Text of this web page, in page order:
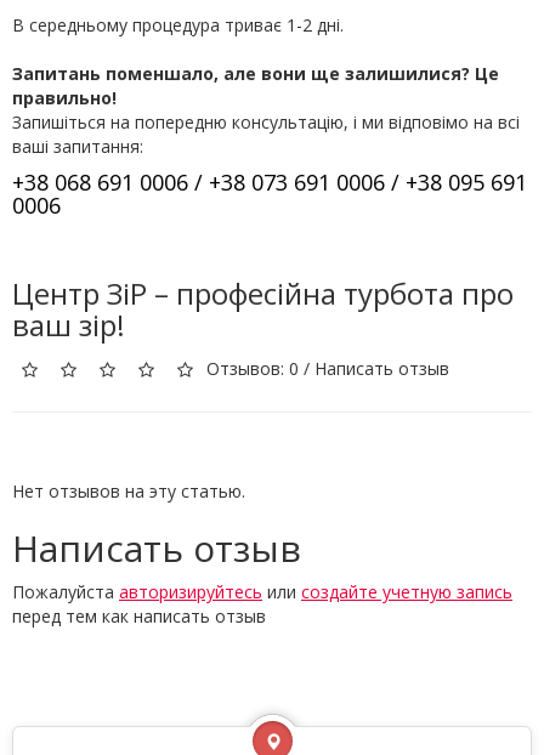
В середньому процедура триває 1-2 дні.
Запитань поменшало, але вони ще залишилися? Це
правильно!
Запишіться на попередню консультацію, і ми відповімо на всі
ваші запитання:
+38 068 691 0006 / +38 073 691 0006 / +38 095 691
0006
Центр ЗіР – професійна турбота про
ваш зір!
Отзывов: 0 / Написать отзыв
Нет отзывов на эту статью.
Написать отзыв
Пожалуйста авторизируйтесь или создайте учетную запись
перед тем как написать отзыв